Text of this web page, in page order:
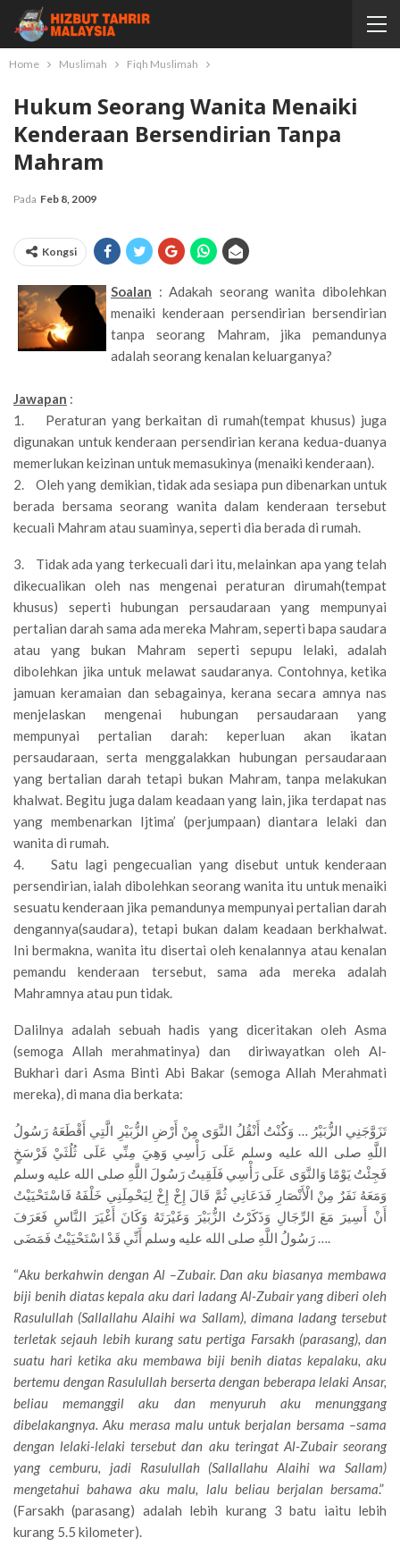
Home Muslimah Fiqh Muslimah
Hukum Seorang Wanita Menaiki
Kenderaan Bersendirian Tanpa
Mahram
Pada Feb 8, 2009
Kongsi
Soalan : Adakah seorang wanita dibolehkan
menaiki kenderaan persendirian bersendirian
tanpa seorang Mahram, jika pemandunya
adalah seorang kenalan keluarganya?
Jawapan :
1. Peraturan yang berkaitan di rumah(tempat khusus) juga
digunakan untuk kenderaan persendirian kerana kedua-duanya
memerlukan keizinan untuk memasukinya (menaiki kenderaan).
2. Oleh yang demikian, tidak ada sesiapa pun dibenarkan untuk
berada bersama seorang wanita dalam kenderaan tersebut
kecuali Mahram atau suaminya, seperti dia berada di rumah.
3. Tidak ada yang terkecuali dari itu, melainkan apa yang telah
dikecualikan oleh nas mengenai peraturan dirumah(tempat
khusus) seperti hubungan persaudaraan yang mempunyai
pertalian darah sama ada mereka Mahram, seperti bapa saudara
atau yang bukan Mahram seperti sepupu lelaki, adalah
dibolehkan jika untuk melawat saudaranya. Contohnya, ketika
jamuan keramaian dan sebagainya, kerana secara amnya nas
menjelaskan mengenai hubungan persaudaraan yang
mempunyai pertalian darah: keperluan akan ikatan
persaudaraan, serta menggalakkan hubungan persaudaraan
yang bertalian darah tetapi bukan Mahram, tanpa melakukan
khalwat. Begitu juga dalam keadaan yang lain, jika terdapat nas
yang membenarkan Ijtima’ (perjumpaan) diantara lelaki dan
wanita di rumah.
4. Satu lagi pengecualian yang disebut untuk kenderaan
persendirian, ialah dibolehkan seorang wanita itu untuk menaiki
sesuatu kenderaan jika pemandunya mempunyai pertalian darah
dengannya(saudara), tetapi bukan dalam keadaan berkhalwat.
Ini bermakna, wanita itu disertai oleh kenalannya atau kenalan
pemandu kenderaan tersebut, sama ada mereka adalah
Mahramnya atau pun tidak.
Dalilnya adalah sebuah hadis yang diceritakan oleh Asma
(semoga Allah merahmatinya) dan diriwayatkan oleh Al-
Bukhari dari Asma Binti Abi Bakar (semoga Allah Merahmati
mereka), di mana dia berkata:
تَزَوَّجَنِي الزُّبَيْرُ … وَكُنْتُ أَنْقُلُ النَّوَى مِنْ أَرْضِ الزُّبَيْرِ الَّتِي أَقْطَعَهُ رَسُولُ
اللَّهِ صلى الله عليه وسلم عَلَى رَأْسِي وَهِيَ مِنِّي عَلَى ثُلُثَيْ فَرْسَخٍ
فَجِئْتُ يَوْمًا وَالنَّوَى عَلَى رَأْسِي فَلَقِيتُ رَسُولَ اللَّهِ صلى الله عليه وسلم
وَمَعَهُ نَفَرٌ مِنْ الْأَنْصَارِ فَدَعَانِي ثُمَّ قَالَ إِخْ إِخْ لِيَحْمِلَنِي خَلْفَهُ فَاسْتَحْيَيْتُ
أَنْ أَسِيرَ مَعَ الرِّجَالِ وَذَكَرْتُ الزُّبَيْرَ وَغَيْرَتَهُ وَكَانَ أَغْيَرَ النَّاسِ فَعَرَفَ
رَسُولُ اللَّهِ صلى الله عليه وسلم أَنِّي قَدْ اسْتَحْيَيْتُ فَمَضَى ….
“Aku berkahwin dengan Al –Zubair. Dan aku biasanya membawa
biji benih diatas kepala aku dari ladang Al-Zubair yang diberi oleh
Rasulullah (Sallallahu Alaihi wa Sallam), dimana ladang tersebut
terletak sejauh lebih kurang satu pertiga Farsakh (parasang), dan
suatu hari ketika aku membawa biji benih diatas kepalaku, aku
bertemu dengan Rasulullah berserta dengan beberapa lelaki Ansar,
beliau memanggil aku dan menyuruh aku menunggang
dibelakangnya. Aku merasa malu untuk berjalan bersama –sama
dengan lelaki-lelaki tersebut dan aku teringat Al-Zubair seorang
yang cemburu, jadi Rasulullah (Sallallahu Alaihi wa Sallam)
mengetahui bahawa aku malu, lalu beliau berjalan bersama.”
(Farsakh (parasang) adalah lebih kurang 3 batu iaitu lebih
kurang 5.5 kilometer).